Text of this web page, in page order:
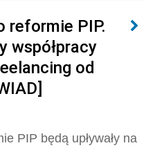
reformie PIP.
współpracy
od
PIP będą upływały na